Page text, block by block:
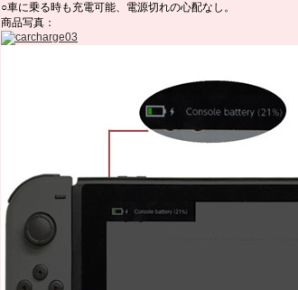
○車に乗る時も充電可能、電源切れの心配なし。
商品写真：